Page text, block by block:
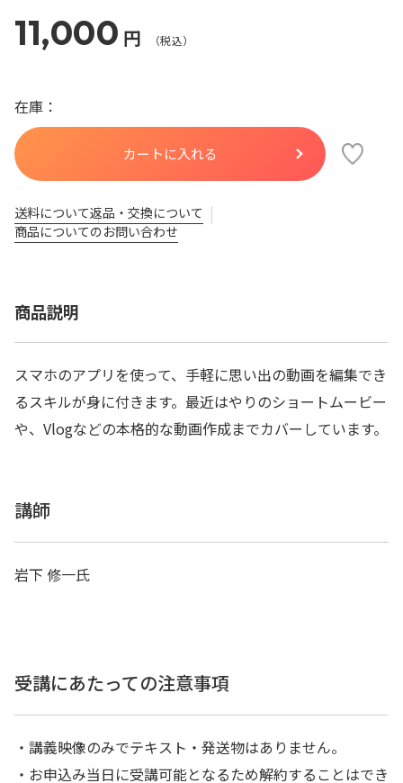
11,000 円
在庫
送料について返品・交換について
商品についてのお問い合わせ
商品説明
スマホのアプリを使って、手軽に思い出の動画を編集でき
るスキルが身に付きます。最近はやりのショートムービー
や、Vlogなどの本格的な動画作成までカバーしています。
講師
岩下 修一氏
受講にあたっての注意事項
・講義映像のみでテキスト・発送物はありません。
・お申込み当日に受講可能となるため解約することはでき